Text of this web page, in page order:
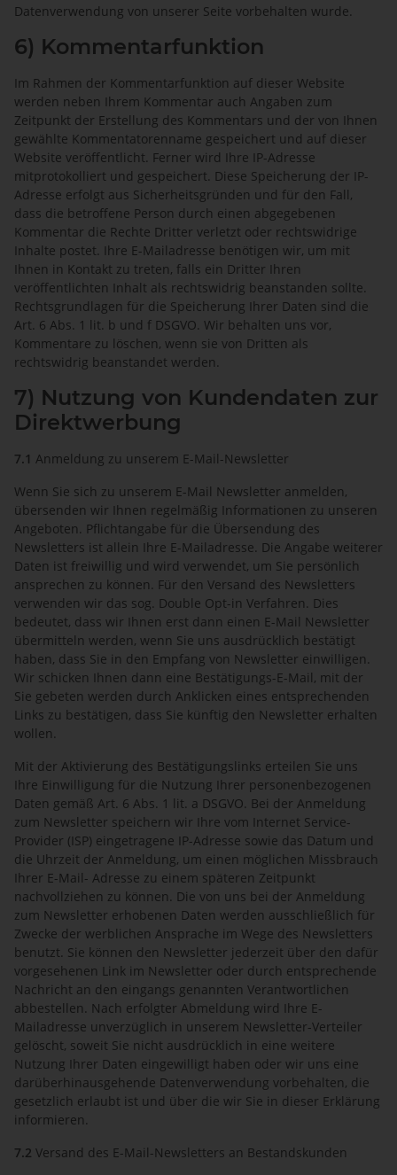
Datenverwendung von unserer Seite vorbehalten wurde.
6) Kommentarfunktion
Im Rahmen der Kommentarfunktion auf dieser Website
werden neben Ihrem Kommentar auch Angaben zum
Zeitpunkt der Erstellung des Kommentars und der von Ihnen
gewählte Kommentatorenname gespeichert und auf dieser
Website veröffentlicht. Ferner wird Ihre IP-Adresse
mitprotokolliert und gespeichert. Diese Speicherung der IP-
Adresse erfolgt aus Sicherheitsgründen und für den Fall,
dass die betroffene Person durch einen abgegebenen
Kommentar die Rechte Dritter verletzt oder rechtswidrige
Inhalte postet. Ihre E-Mailadresse benötigen wir, um mit
Ihnen in Kontakt zu treten, falls ein Dritter Ihren
veröffentlichten Inhalt als rechtswidrig beanstanden sollte.
Rechtsgrundlagen für die Speicherung Ihrer Daten sind die
Art. 6 Abs. 1 lit. b und f DSGVO. Wir behalten uns vor,
Kommentare zu löschen, wenn sie von Dritten als
rechtswidrig beanstandet werden.
7) Nutzung von Kundendaten zur
Direktwerbung
7.1 Anmeldung zu unserem E-Mail-Newsletter
Wenn Sie sich zu unserem E-Mail Newsletter anmelden,
übersenden wir Ihnen regelmäßig Informationen zu unseren
Angeboten. Pflichtangabe für die Übersendung des
Newsletters ist allein Ihre E-Mailadresse. Die Angabe weiterer
Daten ist freiwillig und wird verwendet, um Sie persönlich
ansprechen zu können. Für den Versand des Newsletters
verwenden wir das sog. Double Opt-in Verfahren. Dies
bedeutet, dass wir Ihnen erst dann einen E-Mail Newsletter
übermitteln werden, wenn Sie uns ausdrücklich bestätigt
haben, dass Sie in den Empfang von Newsletter einwilligen.
Wir schicken Ihnen dann eine Bestätigungs-E-Mail, mit der
Sie gebeten werden durch Anklicken eines entsprechenden
Links zu bestätigen, dass Sie künftig den Newsletter erhalten
wollen.
Mit der Aktivierung des Bestätigungslinks erteilen Sie uns
Ihre Einwilligung für die Nutzung Ihrer personenbezogenen
Daten gemäß Art. 6 Abs. 1 lit. a DSGVO. Bei der Anmeldung
zum Newsletter speichern wir Ihre vom Internet Service-
Provider (ISP) eingetragene IP-Adresse sowie das Datum und
die Uhrzeit der Anmeldung, um einen möglichen Missbrauch
Ihrer E-Mail- Adresse zu einem späteren Zeitpunkt
nachvollziehen zu können. Die von uns bei der Anmeldung
zum Newsletter erhobenen Daten werden ausschließlich für
Zwecke der werblichen Ansprache im Wege des Newsletters
benutzt. Sie können den Newsletter jederzeit über den dafür
vorgesehenen Link im Newsletter oder durch entsprechende
Nachricht an den eingangs genannten Verantwortlichen
abbestellen. Nach erfolgter Abmeldung wird Ihre E-
Mailadresse unverzüglich in unserem Newsletter-Verteiler
gelöscht, soweit Sie nicht ausdrücklich in eine weitere
Nutzung Ihrer Daten eingewilligt haben oder wir uns eine
darüberhinausgehende Datenverwendung vorbehalten, die
gesetzlich erlaubt ist und über die wir Sie in dieser Erklärung
informieren.
7.2 Versand des E-Mail-Newsletters an Bestandskunden